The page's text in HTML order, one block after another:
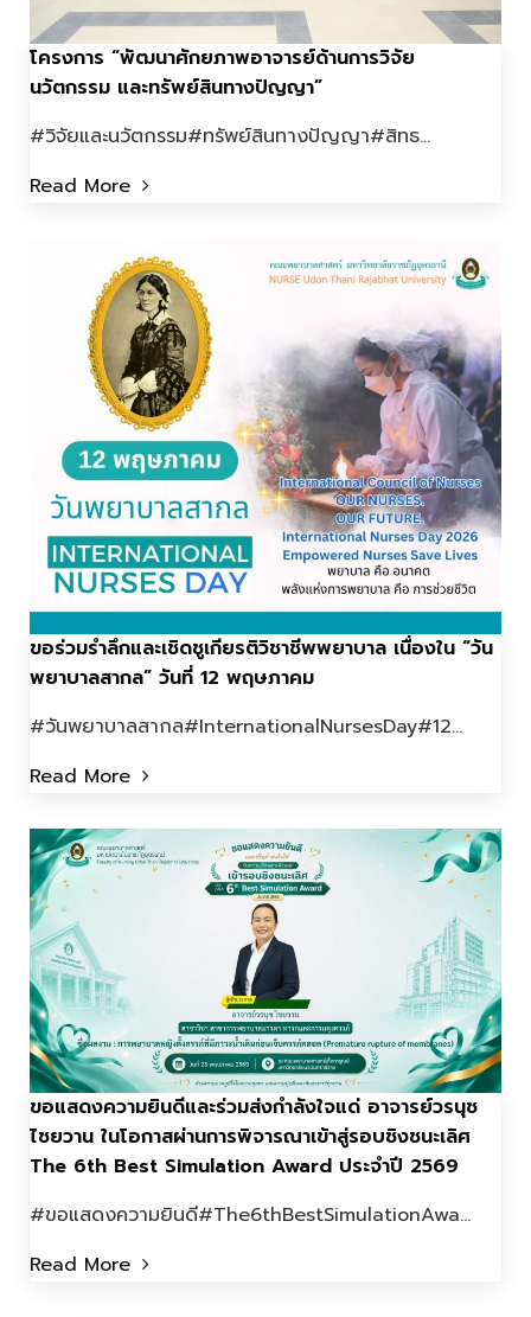
โครงการ “พัฒนาศักยภาพอาจารย์ด้านการวิจัย
นวัตกรรม และทรัพย์สินทางปัญญา”
#วิจัยและนวัตกรรม#ทรัพย์สินทางปัญญา#สิทธ...
Read More
ขอร่วมรำลึกและเชิดชูเกียรติวิชาชีพพยาบาล เนื่องใน “วัน
พยาบาลสากล” วันที่ 12 พฤษภาคม
#วันพยาบาลสากล#InternationalNursesDay#12...
Read More
ขอแสดงความยินดีและร่วมส่งกำลังใจแด่ อาจารย์วรนุช
ไชยวาน ในโอกาสผ่านการพิจารณาเข้าสู่รอบชิงชนะเลิศ
The 6th Best Simulation Award ประจำปี 2569
#ขอแสดงความยินดี#The6thBestSimulationAwa...
Read More